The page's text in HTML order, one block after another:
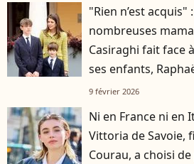
"Rien n’est acquis"
nombreuses
Casiraghi fait face
ses enfants,
Balthazar Rassam
9 février 2026
Ni en France ni en
Vittoria de Savoie,
Courau, a choisi